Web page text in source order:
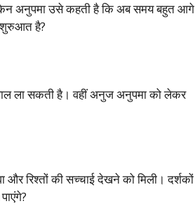
अनुपमा उसे कहती है कि अब समय बहुत आगे
शुरुआत है?
ला सकती है। वहीं अनुज अनुपमा को लेकर
और रिश्तों की सच्चाई देखने को मिली। दर्शकों